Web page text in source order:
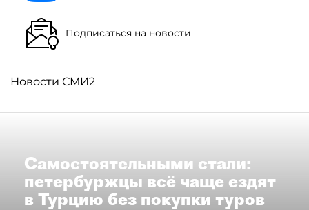
Подписаться на новости
Новости СМИ2
Самостоятельными стали:
петербуржцы всё чаще ездят
в Турцию без покупки туров